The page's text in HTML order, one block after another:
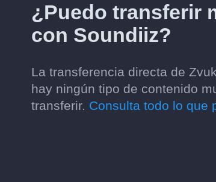
¿Puedo transferir
con Soundiiz?
La transferencia directa de
hay ningún tipo de contenido
transferir. Consulta todo lo que